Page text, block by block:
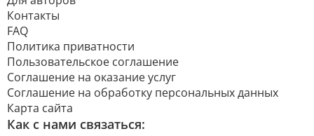
Контакты
FAQ
Политика приватности
Пользовательское соглашение
Соглашение на оказание услуг
Соглашение на обработку персональных данных
Карта сайта
Как с нами связаться: